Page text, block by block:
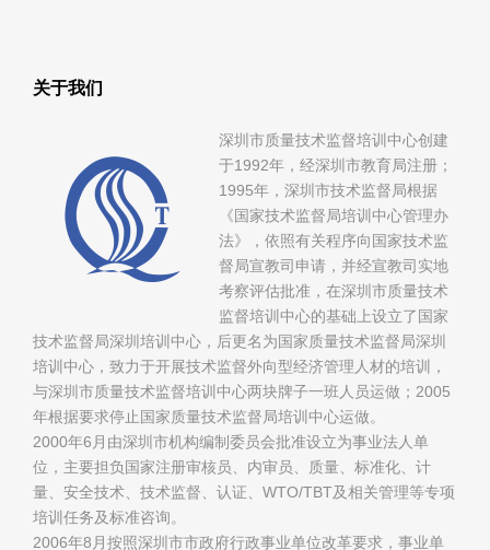
关于我们
深圳市质量技术监督培训中心创建
于1992年，经深圳市教育局注册；
1995年，深圳市技术监督局根据
《国家技术监督局培训中心管理办
法》，依照有关程序向国家技术监
督局宣教司申请，并经宣教司实地
考察评估批准，在深圳市质量技术
监督培训中心的基础上设立了国家
技术监督局深圳培训中心，后更名为国家质量技术监督局深圳
培训中心，致力于开展技术监督外向型经济管理人材的培训，
与深圳市质量技术监督培训中心两块牌子一班人员运做；2005
年根据要求停止国家质量技术监督局培训中心运做。
2000年6月由深圳市机构编制委员会批准设立为事业法人单
位，主要担负国家注册审核员、内审员、质量、标准化、计
量、安全技术、技术监督、认证、WTO/TBT及相关管理等专项
培训任务及标准咨询。
2006年8月按照深圳市市政府行政事业单位改革要求，事业单